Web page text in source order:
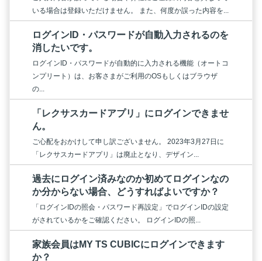
いる場合は登録いただけません。 また、何度か誤った内容を...
ログインID・パスワードが自動入力されるのを
消したいです。
ログインID・パスワードが自動的に入力される機能（オートコ
ンプリート）は、お客さまがご利用のOSもしくはブラウザ
の...
「レクサスカードアプリ」にログインできませ
ん。
ご心配をおかけして申し訳ございません。 2023年3月27日に
「レクサスカードアプリ」は廃止となり、デザイン...
過去にログイン済みなのか初めてログインなの
か分からない場合、どうすればよいですか？
「ログインIDの照会・パスワード再設定」でログインIDの設定
がされているかをご確認ください。 ログインIDの照...
家族会員はMY TS CUBICにログインできます
か？